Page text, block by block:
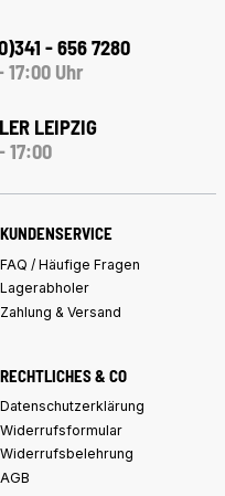
- 656 7280
Uhr
LEIPZIG
17:00
KUNDENSERVICE
FAQ / Häufige Fragen
Lagerabholer
Zahlung & Versand
RECHTLICHES & CO
Datenschutzerklärung
Widerrufsformular
Widerrufsbelehrung
AGB